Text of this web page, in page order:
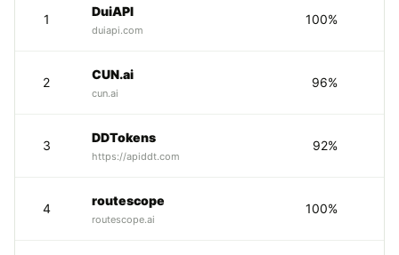
1
DuiAPI
duiapi.com
100%
2
CUN.ai
cun.ai
96%
3
DDTokens
https://apiddt.com
92%
4
routescope
routescope.ai
100%